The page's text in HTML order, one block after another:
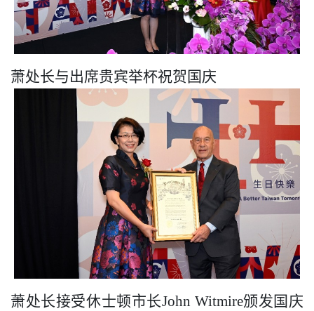
萧处长与出席贵宾举杯祝贺国庆
萧处长接受休士顿市长John Witmire颁发国庆